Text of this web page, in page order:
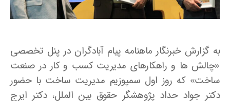
به گزارش خبرنگار ماهنامه پیام آبادگران در پنل تخصصی
«چالش­ ها و راهکارهای مدیریت کسب و کار در صنعت
ساخت» که روز اول سمپوزیم مدیریت ساخت با حضور
دکتر جواد حداد پژوهشگر حقوق بین­ الملل، دکتر ایرج